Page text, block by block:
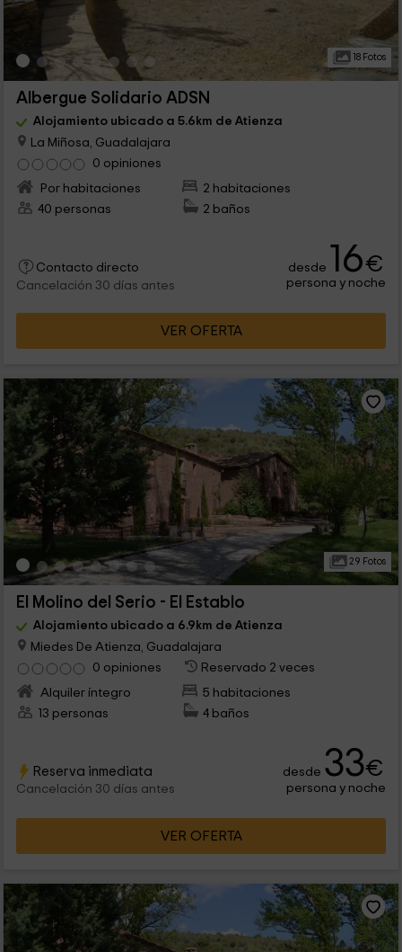
18 Fotos
Albergue Solidario ADSN
Alojamiento ubicado a 5.6km de Atienza
La Miñosa, Guadalajara
0 opiniones
Por habitaciones
2 habitaciones
40 personas
2 baños
Contacto directo
Cancelación 30 días antes
desde 16€
persona y noche
VER OFERTA
29 Fotos
El Molino del Serio - El Establo
Alojamiento ubicado a 6.9km de Atienza
Miedes De Atienza, Guadalajara
0 opiniones
Reservado 2 veces
Alquiler íntegro
5 habitaciones
13 personas
4 baños
Reserva inmediata
Cancelación 30 días antes
desde 33€
persona y noche
VER OFERTA